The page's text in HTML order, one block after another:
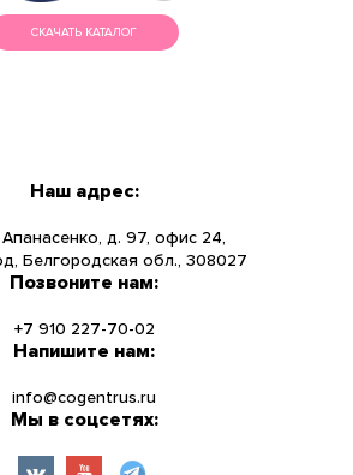
СКАЧАТЬ КАТАЛОГ
НОВОСТИ
УСЛУГИ
ИНФОРМАЦИЯ
КОНТАКТЫ
Наш адрес:
Апанасенко, д. 97, офис 24,
Белгородская обл., 308027
Позвоните нам:
+7 910 227-70-02
Напишите нам:
info@cogentrus.ru
Мы в соцсетях: